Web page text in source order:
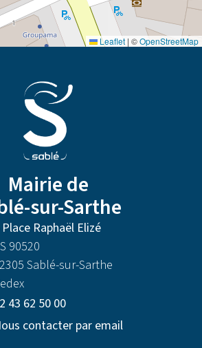
Leaflet | ©OpenStreetMap
Mairie de
sur-Sarthe
Raphaël Elizé
90520
Sablé-sur-Sarthe
43 62 50 00
contacter par email